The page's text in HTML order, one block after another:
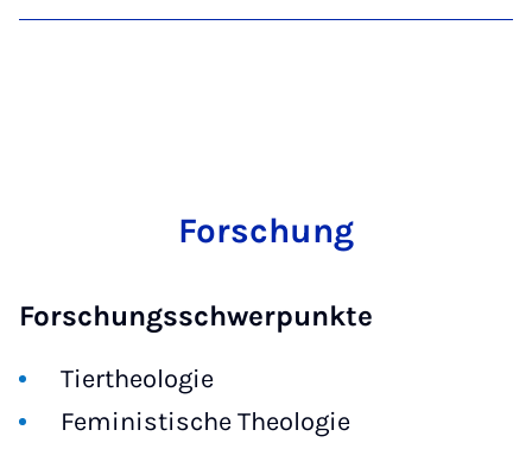
Forschung
Forschungsschwerpunkte
Tiertheologie
Feministische Theologie